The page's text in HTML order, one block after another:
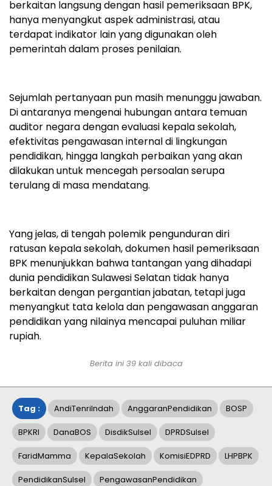
berkaitan langsung dengan hasil pemeriksaan BPK,
hanya menyangkut aspek administrasi, atau
terdapat indikator lain yang digunakan oleh
pemerintah dalam proses penilaian.
Sejumlah pertanyaan pun masih menunggu jawaban.
Di antaranya mengenai hubungan antara temuan
auditor negara dengan evaluasi kepala sekolah,
efektivitas pengawasan internal di lingkungan
pendidikan, hingga langkah perbaikan yang akan
dilakukan untuk mencegah persoalan serupa
terulang di masa mendatang.
Yang jelas, di tengah polemik pengunduran diri
ratusan kepala sekolah, dokumen hasil pemeriksaan
BPK menunjukkan bahwa tantangan yang dihadapi
dunia pendidikan Sulawesi Selatan tidak hanya
berkaitan dengan pergantian jabatan, tetapi juga
menyangkut tata kelola dan pengawasan anggaran
pendidikan yang nilainya mencapai puluhan miliar
rupiah.
Berita ini 39kali dibaca
Tag : AndiTenriIndah AnggaranPendidikan BOSP
BPKRI DanaBOS DisdikSulsel DPRDSulsel
FaridMamma KepalaSekolah KomisiEDPRD LHPBPK
PendidikanSulsel PengawasanPendidikan